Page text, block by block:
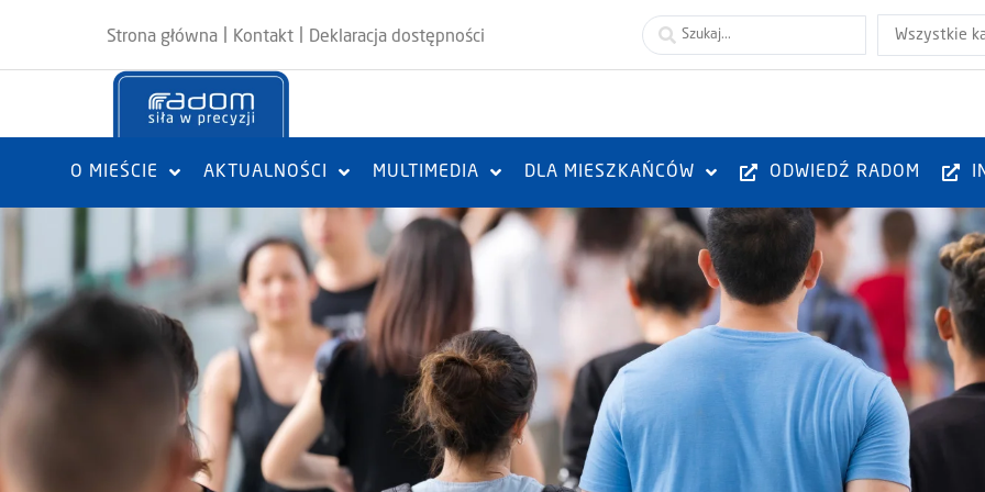
Strona główna Kontakt Deklaracja dostępności Wszystkie
O MIEŚCIE AKTUALNOŚCI MULTIMEDIA DLA MIESZKAŃCÓW ODWIEDŹ RADOM